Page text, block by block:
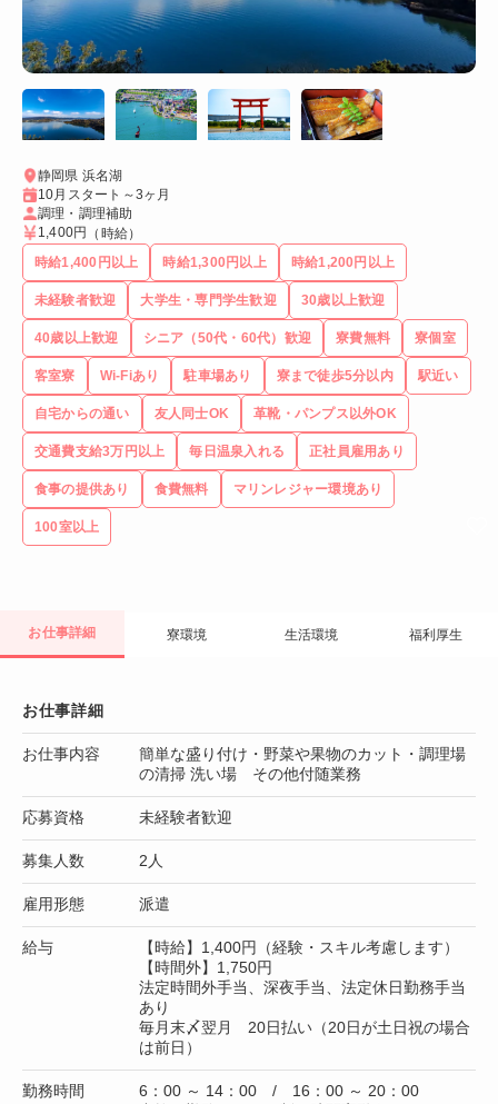
静岡県 浜名湖
10月スタート～3ヶ月
調理・調理補助
1,400円
（時給）
時給1,400円以上
時給1,300円以上 時給1,200円以上
未経験者歓迎 大学生・専門学生歓迎 30歳以上歓迎
40歳以上歓迎 シニア（50代・60代）歓迎 寮費無料 寮個室
客室寮 Wi-Fiあり 駐車場あり 寮まで徒歩5分以内 駅近い
自宅からの通い 友人同士OK 革靴・パンプス以外OK
交通費支給3万円以上 毎日温泉入れる 正社員雇用あり
食事の提供あり 食費無料 マリンレジャー環境あり
100室以上
お仕事詳細 寮環境 生活環境 福利厚生
お仕事詳細
お仕事内容
簡単な盛り付け・野菜や果物のカット・調理場
の清掃 洗い場 その他付随業務
応募資格 未経験者歓迎
募集人数 2人
雇用形態 派遣
給与
【時給】1,400円（経験・スキル考慮します）
【時間外】1,750円
法定時間外手当、深夜手当、法定休日勤務手当
あり
毎月末〆翌月 20日払い（20日が土日祝の場合
は前日）
勤務時間
6：00 ～ 14：00 / 16：00 ～ 20：00